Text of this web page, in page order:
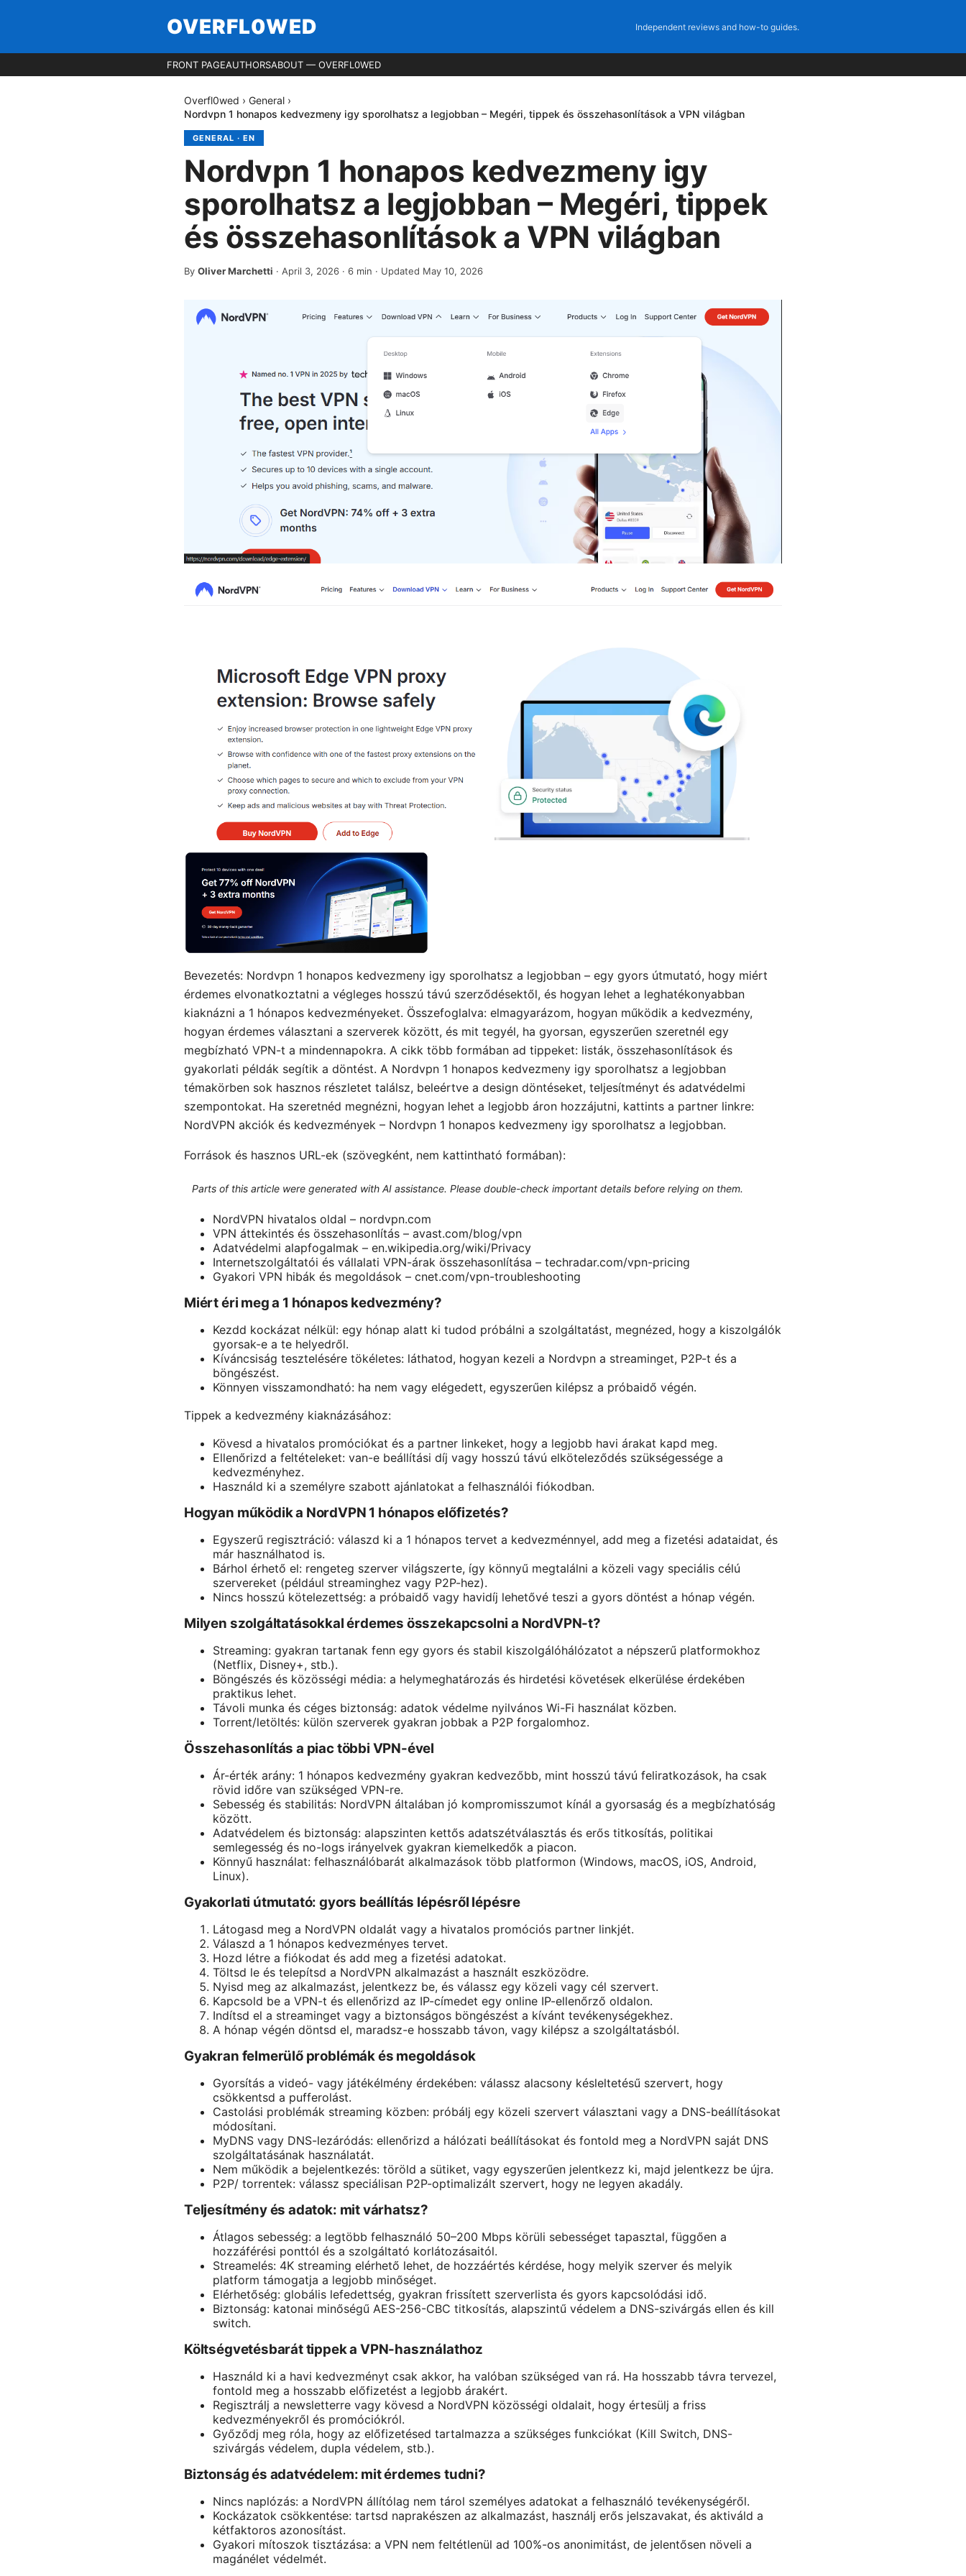
OVERFL0WED Independent reviews and how-to guides.
FRONT PAGEAUTHORSABOUT — OVERFL0WED
Overfl0wed › General ›
Nordvpn 1 honapos kedvezmeny igy sporolhatsz a legjobban – Megéri, tippek és összehasonlítások a VPN világban
GENERAL · EN
Nordvpn 1 honapos kedvezmeny igy
sporolhatsz a legjobban – Megéri, tippek
és összehasonlítások a VPN világban
By Oliver Marchetti · April 3, 2026 · 6 min · Updated May 10, 2026
Bevezetés: Nordvpn 1 honapos kedvezmeny igy sporolhatsz a legjobban – egy gyors útmutató, hogy miért
érdemes elvonatkoztatni a végleges hosszú távú szerződésektől, és hogyan lehet a leghatékonyabban
kiaknázni a 1 hónapos kedvezményeket. Összefoglalva: elmagyarázom, hogyan működik a kedvezmény,
hogyan érdemes választani a szerverek között, és mit tegyél, ha gyorsan, egyszerűen szeretnél egy
megbízható VPN-t a mindennapokra. A cikk több formában ad tippeket: listák, összehasonlítások és
gyakorlati példák segítik a döntést. A Nordvpn 1 honapos kedvezmeny igy sporolhatsz a legjobban
témakörben sok hasznos részletet találsz, beleértve a design döntéseket, teljesítményt és adatvédelmi
szempontokat. Ha szeretnéd megnézni, hogyan lehet a legjobb áron hozzájutni, kattints a partner linkre:
NordVPN akciók és kedvezmények – Nordvpn 1 honapos kedvezmeny igy sporolhatsz a legjobban.
Források és hasznos URL-ek (szövegként, nem kattintható formában):
Parts of this article were generated with AI assistance. Please double-check important details before relying on them.
NordVPN hivatalos oldal – nordvpn.com
VPN áttekintés és összehasonlítás – avast.com/blog/vpn
Adatvédelmi alapfogalmak – en.wikipedia.org/wiki/Privacy
Internetszolgáltatói és vállalati VPN-árak összehasonlítása – techradar.com/vpn-pricing
Gyakori VPN hibák és megoldások – cnet.com/vpn-troubleshooting
Miért éri meg a 1 hónapos kedvezmény?
Kezdd kockázat nélkül: egy hónap alatt ki tudod próbálni a szolgáltatást, megnézed, hogy a kiszolgálók
gyorsak-e a te helyedről.
Kíváncsiság tesztelésére tökéletes: láthatod, hogyan kezeli a Nordvpn a streaminget, P2P-t és a
böngészést.
Könnyen visszamondható: ha nem vagy elégedett, egyszerűen kilépsz a próbaidő végén.
Tippek a kedvezmény kiaknázásához:
Kövesd a hivatalos promóciókat és a partner linkeket, hogy a legjobb havi árakat kapd meg.
Ellenőrizd a feltételeket: van-e beállítási díj vagy hosszú távú elköteleződés szükségessége a
kedvezményhez.
Használd ki a személyre szabott ajánlatokat a felhasználói fiókodban.
Hogyan működik a NordVPN 1 hónapos előfizetés?
Egyszerű regisztráció: válaszd ki a 1 hónapos tervet a kedvezménnyel, add meg a fizetési adataidat, és
már használhatod is.
Bárhol érhető el: rengeteg szerver világszerte, így könnyű megtalálni a közeli vagy speciális célú
szervereket (például streaminghez vagy P2P-hez).
Nincs hosszú kötelezettség: a próbaidő vagy havidíj lehetővé teszi a gyors döntést a hónap végén.
Milyen szolgáltatásokkal érdemes összekapcsolni a NordVPN-t?
Streaming: gyakran tartanak fenn egy gyors és stabil kiszolgálóhálózatot a népszerű platformokhoz
(Netflix, Disney+, stb.).
Böngészés és közösségi média: a helymeghatározás és hirdetési követések elkerülése érdekében
praktikus lehet.
Távoli munka és céges biztonság: adatok védelme nyilvános Wi-Fi használat közben.
Torrent/letöltés: külön szerverek gyakran jobbak a P2P forgalomhoz.
Összehasonlítás a piac többi VPN-ével
Ár-érték arány: 1 hónapos kedvezmény gyakran kedvezőbb, mint hosszú távú feliratkozások, ha csak
rövid időre van szükséged VPN-re.
Sebesség és stabilitás: NordVPN általában jó kompromisszumot kínál a gyorsaság és a megbízhatóság
között.
Adatvédelem és biztonság: alapszinten kettős adatszétválasztás és erős titkosítás, politikai
semlegesség és no-logs irányelvek gyakran kiemelkedők a piacon.
Könnyű használat: felhasználóbarát alkalmazások több platformon (Windows, macOS, iOS, Android,
Linux).
Gyakorlati útmutató: gyors beállítás lépésről lépésre
Látogasd meg a NordVPN oldalát vagy a hivatalos promóciós partner linkjét.
Válaszd a 1 hónapos kedvezményes tervet.
Hozd létre a fiókodat és add meg a fizetési adatokat.
Töltsd le és telepítsd a NordVPN alkalmazást a használt eszközödre.
Nyisd meg az alkalmazást, jelentkezz be, és válassz egy közeli vagy cél szervert.
Kapcsold be a VPN-t és ellenőrizd az IP-címedet egy online IP-ellenőrző oldalon.
Indítsd el a streaminget vagy a biztonságos böngészést a kívánt tevékenységekhez.
A hónap végén döntsd el, maradsz-e hosszabb távon, vagy kilépsz a szolgáltatásból.
Gyakran felmerülő problémák és megoldások
Gyorsítás a videó- vagy játékélmény érdekében: válassz alacsony késleltetésű szervert, hogy
csökkentsd a pufferolást.
Castolási problémák streaming közben: próbálj egy közeli szervert választani vagy a DNS-beállításokat
módosítani.
MyDNS vagy DNS-lezáródás: ellenőrizd a hálózati beállításokat és fontold meg a NordVPN saját DNS
szolgáltatásának használatát.
Nem működik a bejelentkezés: töröld a sütiket, vagy egyszerűen jelentkezz ki, majd jelentkezz be újra.
P2P/ torrentek: válassz speciálisan P2P-optimalizált szervert, hogy ne legyen akadály.
Teljesítmény és adatok: mit várhatsz?
Átlagos sebesség: a legtöbb felhasználó 50–200 Mbps körüli sebességet tapasztal, függően a
hozzáférési ponttól és a szolgáltató korlátozásaitól.
Streamelés: 4K streaming elérhető lehet, de hozzáértés kérdése, hogy melyik szerver és melyik
platform támogatja a legjobb minőséget.
Elérhetőség: globális lefedettség, gyakran frissített szerverlista és gyors kapcsolódási idő.
Biztonság: katonai minőségű AES-256-CBC titkosítás, alapszintű védelem a DNS-szivárgás ellen és kill
switch.
Költségvetésbarát tippek a VPN-használathoz
Használd ki a havi kedvezményt csak akkor, ha valóban szükséged van rá. Ha hosszabb távra tervezel,
fontold meg a hosszabb előfizetést a legjobb árakért.
Regisztrálj a newsletterre vagy kövesd a NordVPN közösségi oldalait, hogy értesülj a friss
kedvezményekről és promóciókról.
Győződj meg róla, hogy az előfizetésed tartalmazza a szükséges funkciókat (Kill Switch, DNS-
szivárgás védelem, dupla védelem, stb.).
Biztonság és adatvédelem: mit érdemes tudni?
Nincs naplózás: a NordVPN állítólag nem tárol személyes adatokat a felhasználó tevékenységéről.
Kockázatok csökkentése: tartsd naprakészen az alkalmazást, használj erős jelszavakat, és aktiváld a
kétfaktoros azonosítást.
Gyakori mítoszok tisztázása: a VPN nem feltétlenül ad 100%-os anonimitást, de jelentősen növeli a
magánélet védelmét.